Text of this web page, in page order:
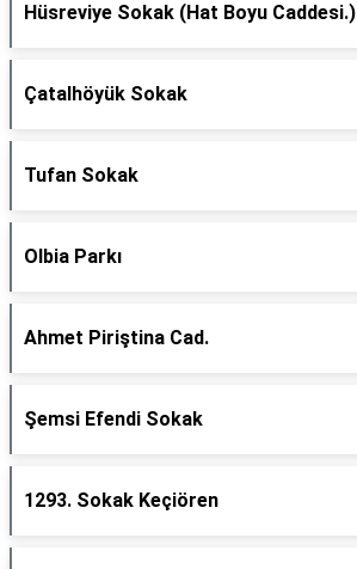
Hüsreviye Sokak (Hat Boyu Caddesi.)
Çatalhöyük Sokak
Tufan Sokak
Olbia Parkı
Ahmet Piriştina Cad.
Şemsi Efendi Sokak
1293. Sokak Keçiören